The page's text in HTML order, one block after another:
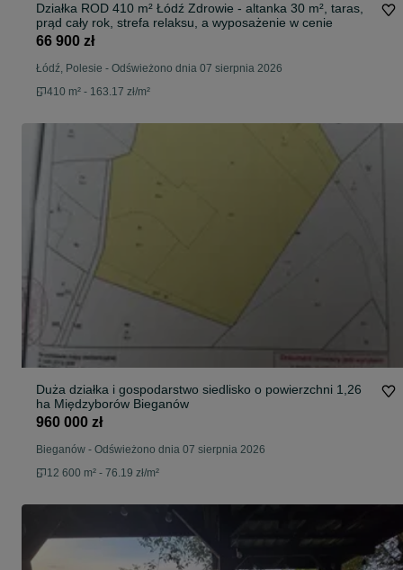
Działka ROD 410 m² Łódź Zdrowie - altanka 30 m², taras,
prąd cały rok, strefa relaksu, a wyposażenie w cenie
66 900 zł
Łódź, Polesie - Odświeżono dnia 07 sierpnia 2026
410 m² - 163.17 zł/m²
Duża działka i gospodarstwo siedlisko o powierzchni 1,26
ha Międzyborów Bieganów
960 000 zł
Bieganów - Odświeżono dnia 07 sierpnia 2026
12 600 m² - 76.19 zł/m²